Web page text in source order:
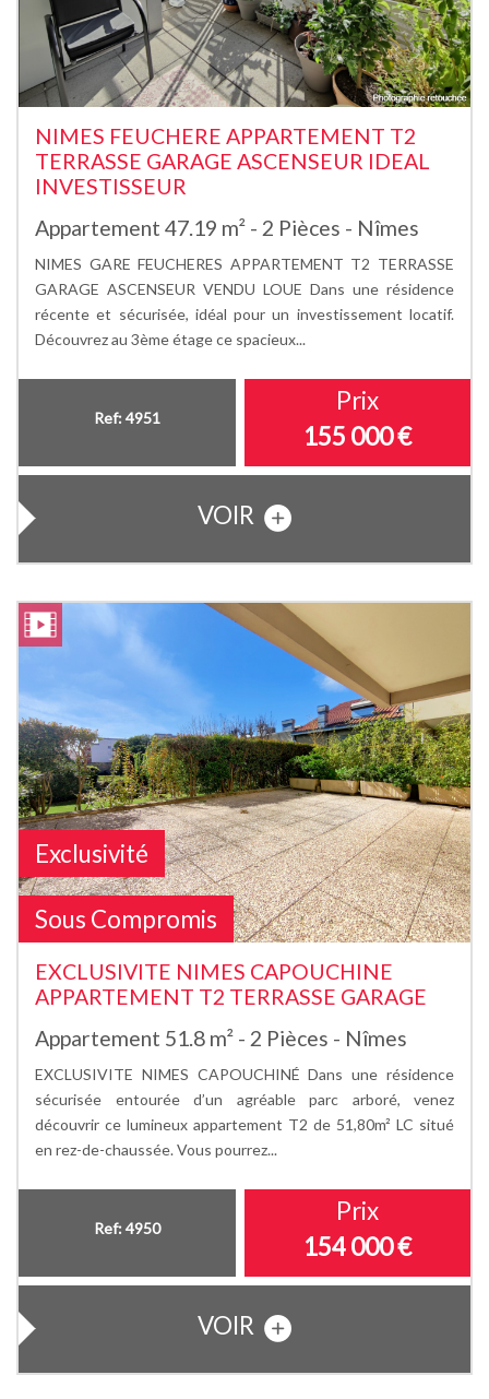
NIMES FEUCHERE APPARTEMENT T2
TERRASSE GARAGE ASCENSEUR IDEAL
INVESTISSEUR
Appartement 47.19 m² - 2 Pièces - Nîmes
NIMES GARE FEUCHERES APPARTEMENT T2 TERRASSE
GARAGE ASCENSEUR VENDU LOUE Dans une résidence
récente et sécurisée, idéal pour un investissement locatif.
Découvrez au 3ème étage ce spacieux...
Ref: 4951
Prix
155 000€
VOIR
Sous Compromis
Exclusivité
EXCLUSIVITE NIMES CAPOUCHINE
APPARTEMENT T2 TERRASSE GARAGE
Appartement 51.8 m² - 2 Pièces - Nîmes
EXCLUSIVITE NIMES CAPOUCHINÉ Dans une résidence
sécurisée entourée d’un agréable parc arboré, venez
découvrir ce lumineux appartement T2 de 51,80m² LC situé
en rez-de-chaussée. Vous pourrez...
Ref: 4950
Prix
154 000€
VOIR